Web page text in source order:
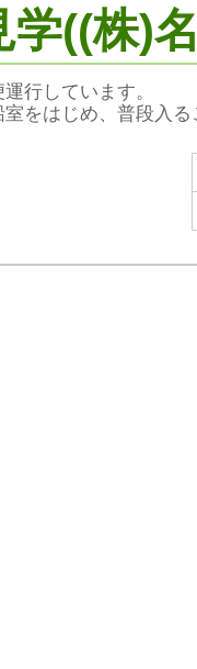
学((株)
行しています。
をはじめ、普段入